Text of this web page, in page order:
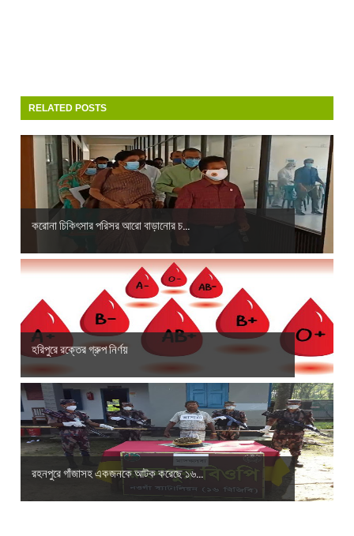
RELATED POSTS
করোনা চিকিৎসার পরিসর আরো বাড়ানোর চ...
হরিপুরে রক্তের গ্রুপ নির্ণয়
রহনপুরে গাঁজাসহ একজনকে আটক করেছে ১৬...